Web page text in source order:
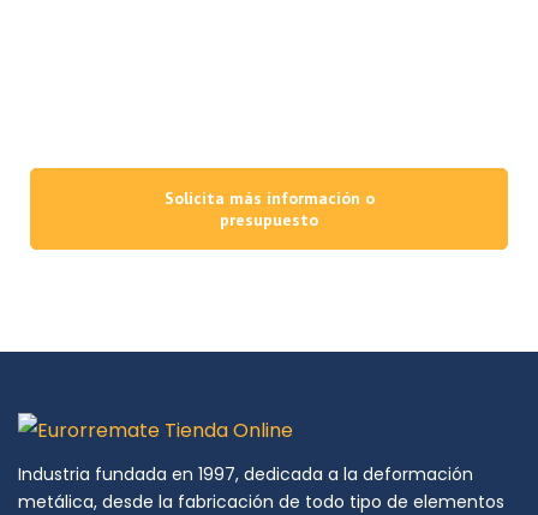
Solicita más información o
presupuesto
Industria fundada en 1997, dedicada a la deformación
metálica, desde la fabricación de todo tipo de elementos